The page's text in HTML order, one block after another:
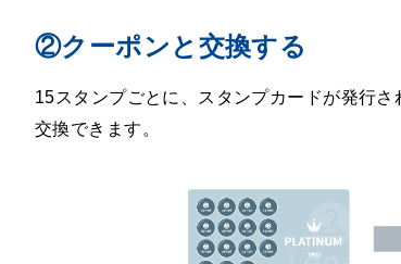
②クーポンと交換する
15スタンプごとに、スタンプカードが発行
交換できます。